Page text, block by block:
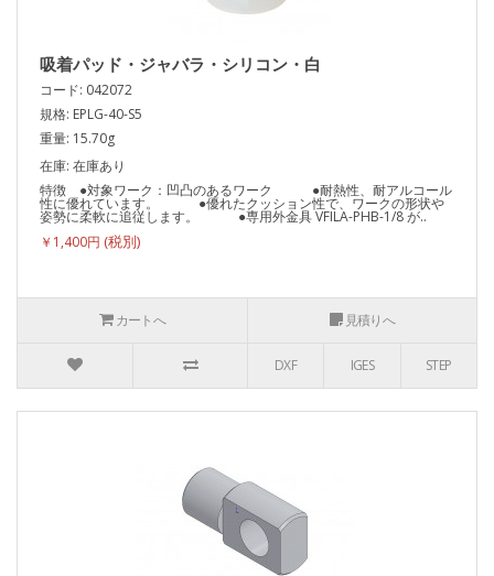
吸着パッド・ジャバラ・シリコン・白
コード: 042072
規格: EPLG-40-S5
重量: 15.70g
在庫: 在庫あり
特徴 ●対象ワーク：凹凸のあるワーク ●耐熱性、耐アルコール
性に優れています。 ●優れたクッション性で、ワークの形状や
姿勢に柔軟に追従します。 ●専用外金具 VFILA-PHB-1/8 が..
￥1,400円
カートへ 見積りへ
DXF IGES STEP